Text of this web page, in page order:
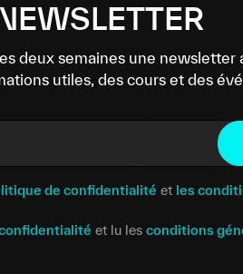
deux semaines une newsletter
utiles, des cours et des
de confidentialité et les
et lu les conditions